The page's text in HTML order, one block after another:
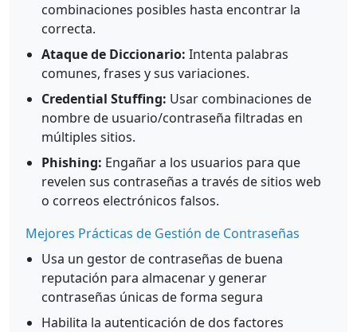
combinaciones posibles hasta encontrar la
correcta.
Ataque de Diccionario: Intenta palabras
comunes, frases y sus variaciones.
Credential Stuffing: Usar combinaciones de
nombre de usuario/contraseña filtradas en
múltiples sitios.
Phishing: Engañar a los usuarios para que
revelen sus contraseñas a través de sitios web
o correos electrónicos falsos.
Mejores Prácticas de Gestión de Contraseñas
Usa un gestor de contraseñas de buena
reputación para almacenar y generar
contraseñas únicas de forma segura
Habilita la autenticación de dos factores